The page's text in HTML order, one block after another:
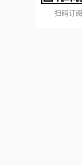
扫码订阅